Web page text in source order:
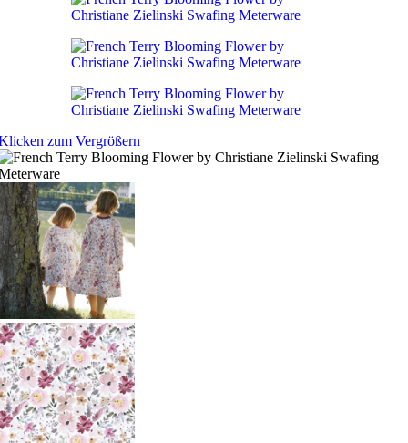
zum Vergrößern